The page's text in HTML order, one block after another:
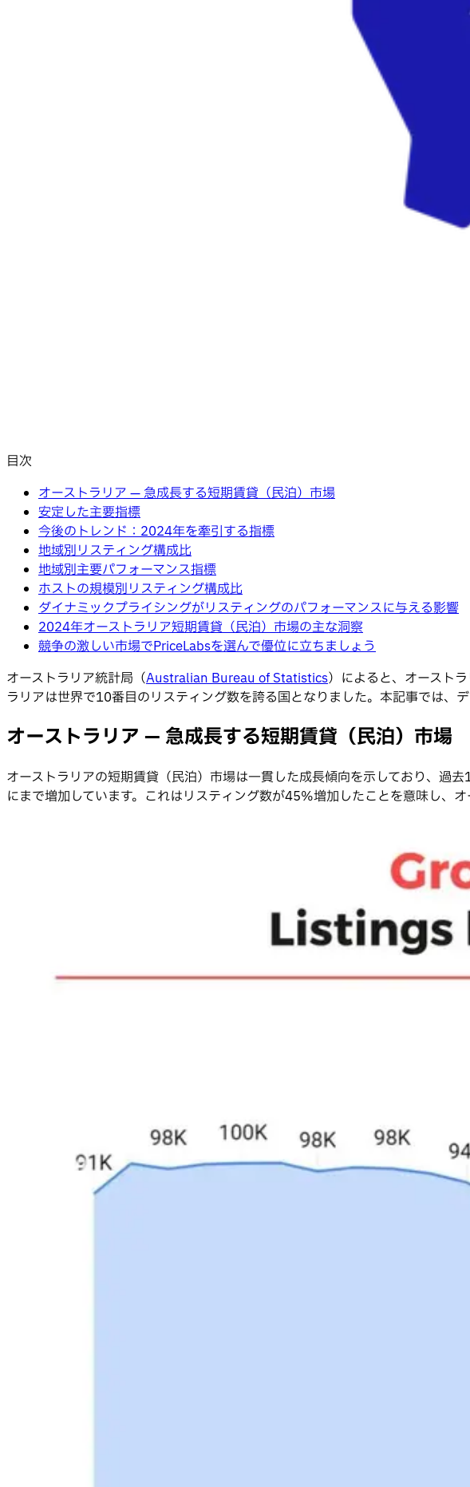
目次
オーストラリア — 急成長する短期賃貸（民泊）市場
安定した主要指標
今後のトレンド：2024年を牽引する指標
地域別リスティング構成比
地域別主要パフォーマンス指標
ホストの規模別リスティング構成比
ダイナミックプライシングがリスティングのパフォーマンスに与える影響
2024年オーストラリア短期賃貸（民泊）市場の主な洞察
競争の激しい市場でPriceLabsを選んで優位に立ちましょう
オーストラリア統計局（Australian Bureau of Statistics）によると、オースト
ラリアは世界で10番目のリスティング数を誇る国となりました。本記事では、
オーストラリア — 急成長する短期賃貸（民泊）市場
オーストラリアの短期賃貸（民泊）市場は一貫した成長傾向を示しており、
にまで増加しています。これはリスティング数が45%増加したことを意味し、